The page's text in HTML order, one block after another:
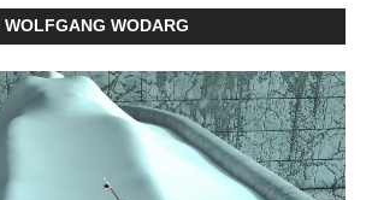
WOLFGANG WODARG